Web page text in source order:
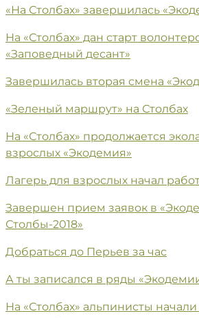
«На Столбах» завершилась
На «Столбах» дан старт
«Заповедный десант»
Завершилась вторая смена
«Зеленый маршрут» на Столбах
На «Столбах» продолжается
взрослых «Экодемия»
Лагерь для взрослых начал
Завершен прием заявок в
Столбы-2018»
Добраться до Перьев за час
А ты записался в ряды
На «Столбах» альпинисты